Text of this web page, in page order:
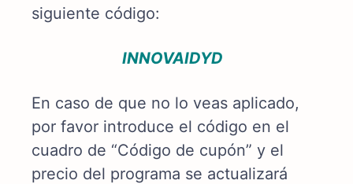
siguiente código:
INNOVAIDYD
En caso de que no lo veas aplicado,
por favor introduce el código en el
cuadro de “Código de cupón” y el
precio del programa se actualizará